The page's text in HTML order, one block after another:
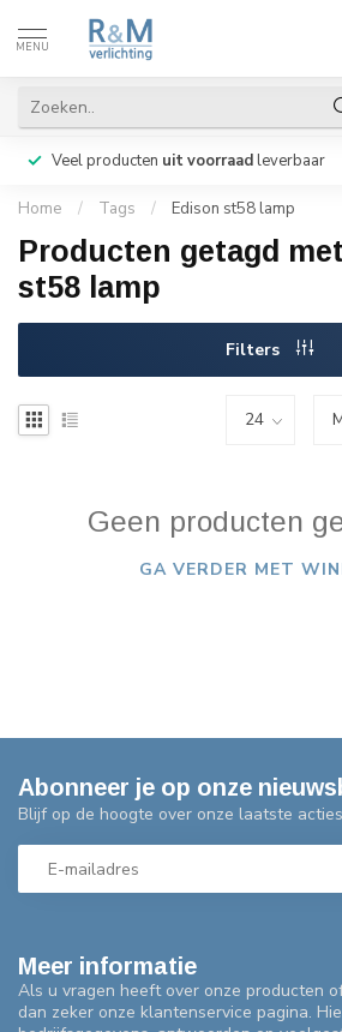
MENU
Veel producten uit voorraadleverbaar
Home / Tags / Edison st58 lamp
Producten getagd
st58 lamp
Filters
Geen producten
GA VERDER MET
Meer informatie
Als u vragen heeft over onze producten
dan zeker onze klantenservice pagina.
Abonneer je op onze
Blijf op de hoogte over onze laatste acties